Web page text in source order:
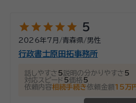
starstarstarstarstar 5
2026年7月 /青森県/男性
行政書士原田拓事務所
話しやすさ 5説明の分かりやすさ 5
対応スピード 5価格 5
依頼内容相続手続き依頼金額15万